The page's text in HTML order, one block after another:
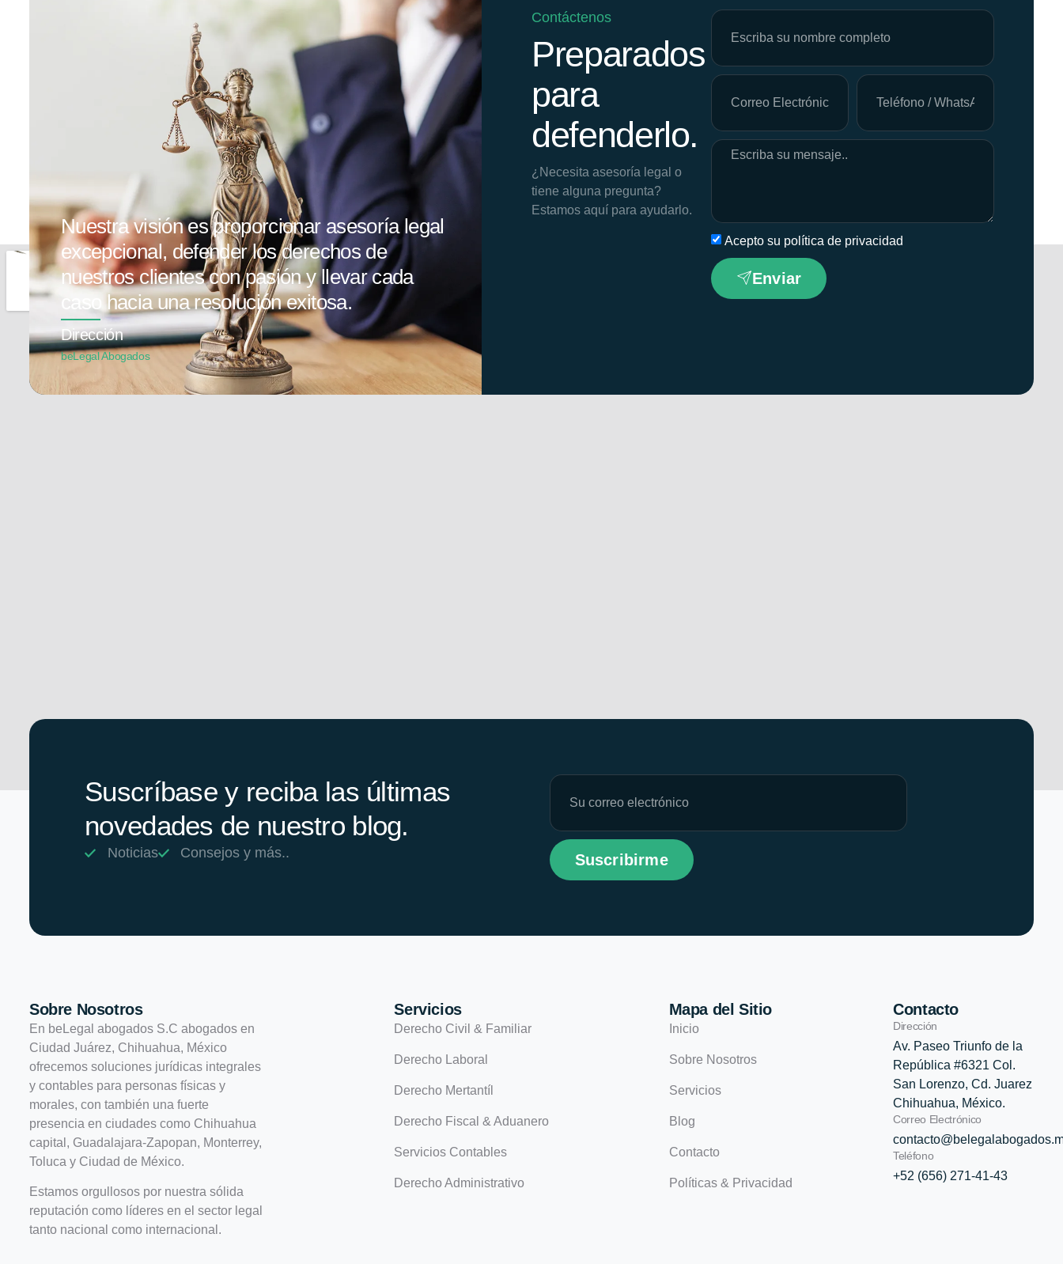
Nuestra visión es proporcionar asesoría legal
excepcional, defender los derechos de
nuestros clientes con pasión y llevar cada
caso hacia una resolución exitosa.
Dirección
beLegal Abogados
Contáctenos
Preparados
para
defenderlo.
¿Necesita asesoría legal o
tiene alguna pregunta?
Estamos aquí para ayudarlo.
Acepto su política de privacidad
Enviar
Suscríbase y reciba las últimas
novedades de nuestro blog.
Noticias Consejos y más.. Suscribirme
Sobre Nosotros
En beLegal abogados S.C abogados en
Ciudad Juárez, Chihuahua, México
ofrecemos soluciones jurídicas integrales
y contables para personas físicas y
morales, con también una fuerte
presencia en ciudades como Chihuahua
capital, Guadalajara-Zapopan, Monterrey,
Toluca y Ciudad de México.
Estamos orgullosos por nuestra sólida
reputación como líderes en el sector legal
tanto nacional como internacional.
Servicios
Derecho Civil & Familiar
Derecho Laboral
Derecho Mertantíl
Derecho Fiscal & Aduanero
Servicios Contables
Derecho Administrativo
Mapa del Sitio
Inicio
Sobre Nosotros
Servicios
Blog
Contacto
Políticas & Privacidad
Contacto
Dirección
Av. Paseo Triunfo de la
República #6321 Col.
San Lorenzo, Cd. Juarez
Chihuahua, México.
Correo Electrónico
Teléfono
+52 (656) 271-41-43